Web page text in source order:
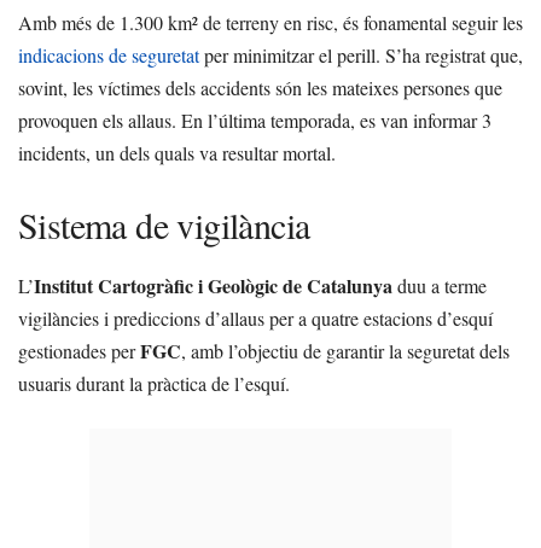
Amb més de 1.300 km² de terreny en risc, és fonamental seguir les
indicacions de seguretatper minimitzar el perill. S’ha registrat que,
sovint, les víctimes dels accidents són les mateixes persones que
provoquen els allaus. En l’última temporada, es van informar 3
incidents, un dels quals va resultar mortal.
Sistema de vigilància
L’Institut Cartogràfic i Geològic de Catalunyaduu a terme
vigilàncies i prediccions d’allaus per a quatre estacions d’esquí
gestionades perFGC, amb l’objectiu de garantir la seguretat dels
usuaris durant la pràctica de l’esquí.